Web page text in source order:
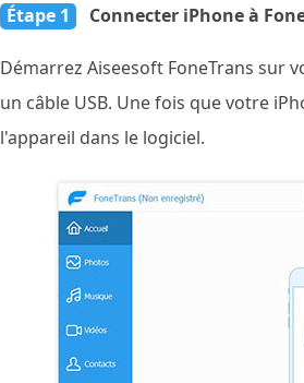
Étape 1 Connecter iPhone à
Démarrez Aiseesoft FoneTrans sur
un câble USB. Une fois que votre
l'appareil dans le logiciel.